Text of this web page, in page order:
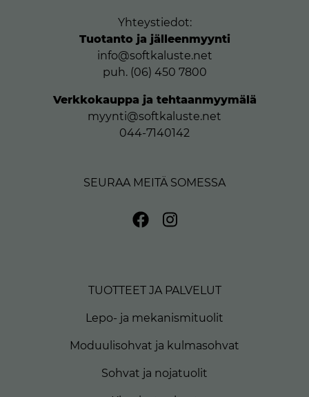
Yhteystiedot:
Tuotanto ja jälleenmyynti
info@softkaluste.net
puh. (06) 450 7800
Verkkokauppa ja tehtaanmyymälä
myynti@softkaluste.net
044-7140142
SEURAA MEITÄ SOMESSA
TUOTTEET JA PALVELUT
Lepo- ja mekanismituolit
Moduulisohvat ja kulmasohvat
Sohvat ja nojatuolit